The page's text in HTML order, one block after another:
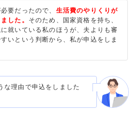
要だったので、 生活費のやりくりが
した。 そのため、国家資格を持ち、
就いている私のほうが、夫よりも審
いという判断から、私が申込をしま
な理由で申込をしました